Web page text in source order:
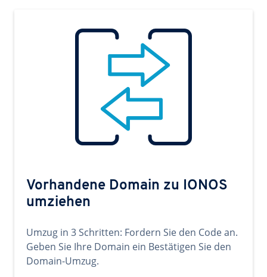
Vorhandene Domain zu IONOS
umziehen
Umzug in 3 Schritten: Fordern Sie den Code an.
Geben Sie Ihre Domain ein Bestätigen Sie den
Domain-Umzug.